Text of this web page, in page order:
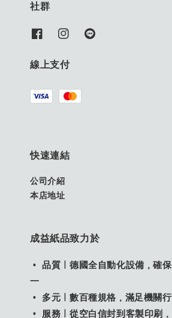
社群
線上支付
快速連結
公司介紹
本店地址
成益紙品致力於
• 品質｜德國全自動化設備，確
一
• 多元｜數百種規格，滿足機關
• 服務｜從空白信封到客製印刷